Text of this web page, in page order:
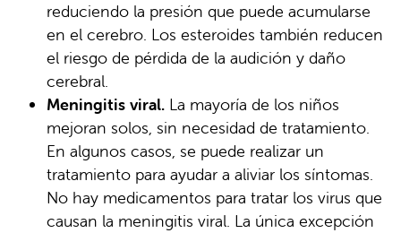
reduciendo la presión que puede acumularse
en el cerebro. Los esteroides también reducen
el riesgo de pérdida de la audición y daño
cerebral.
Meningitis viral. La mayoría de los niños
mejoran solos, sin necesidad de tratamiento.
En algunos casos, se puede realizar un
tratamiento para ayudar a aliviar los síntomas.
No hay medicamentos para tratar los virus que
causan la meningitis viral. La única excepción